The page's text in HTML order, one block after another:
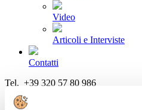
Video
Articoli e Interviste
Contatti
Tel. +39 320 57 80 986
Email segreteria@federturismo.it
Come aderire